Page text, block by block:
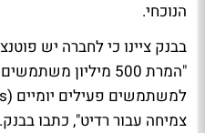
הנוכחי.
בבנק ציינו כי לחברה יש
צמיחה עבור רדיט", כתבו